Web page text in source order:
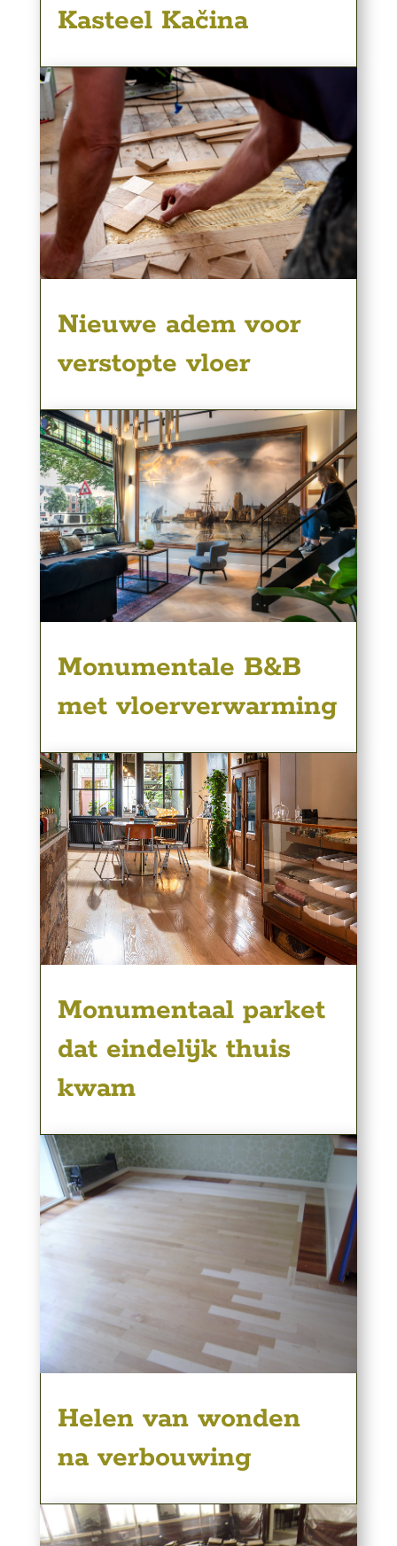
Kasteel Kačina
Nieuwe adem voor
verstopte vloer
Monumentale B&B
met vloerverwarming
Monumentaal parket
dat eindelijk thuis
kwam
Helen van wonden
na verbouwing